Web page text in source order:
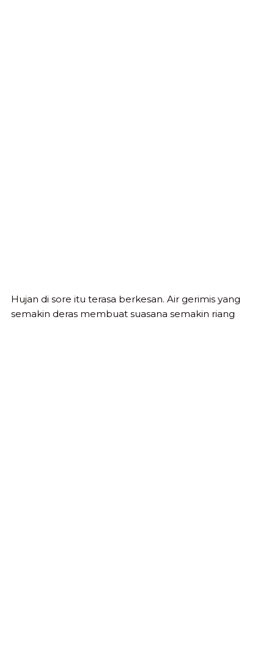
Hujan di sore itu terasa berkesan. Air gerimis yang
semakin deras membuat suasana semakin riang